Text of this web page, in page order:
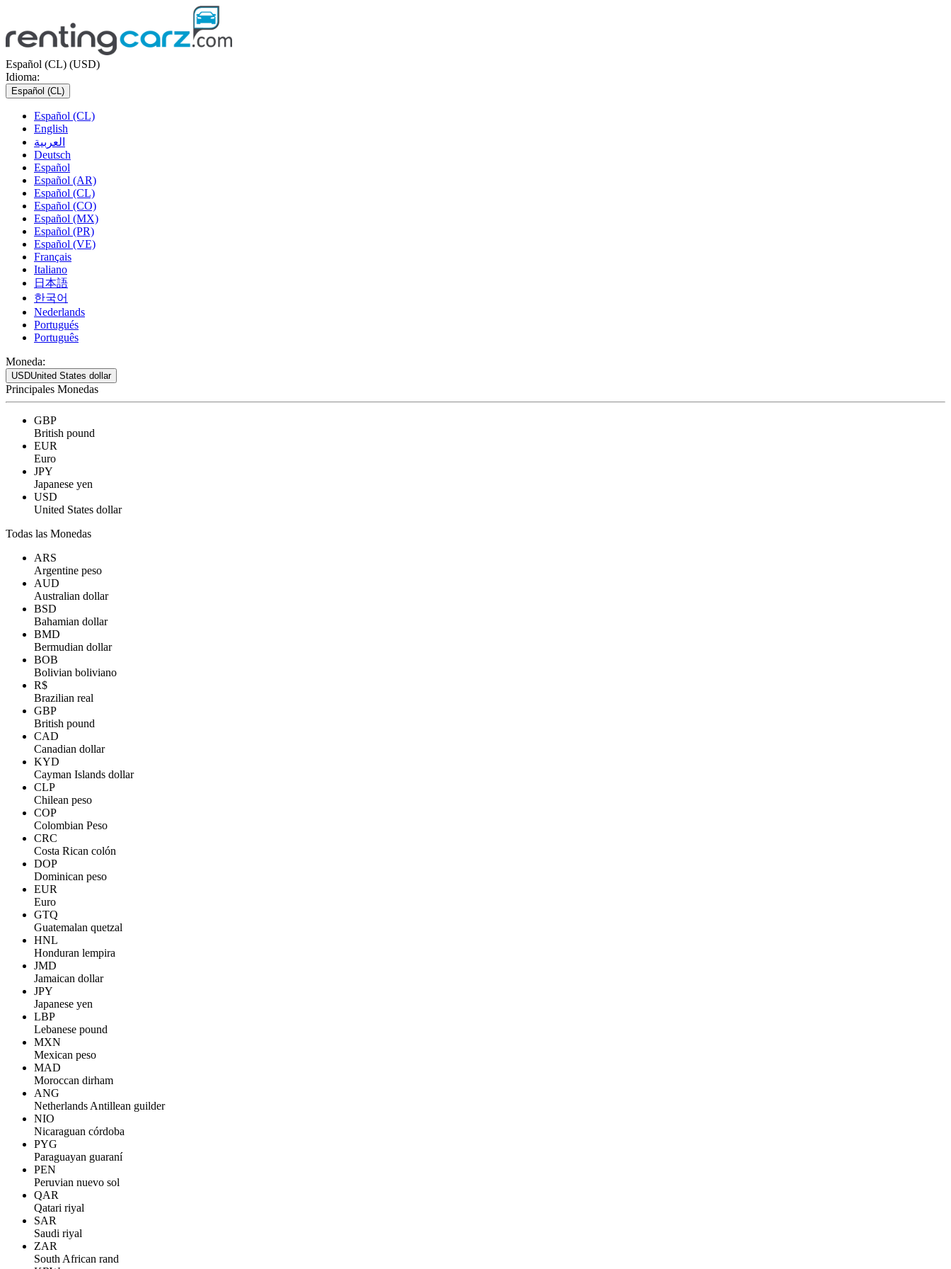
Español (CL) (USD)
Idioma:
Español (CL)
Español (CL)
English
العربية
Deutsch
Español
Español (AR)
Español (CL)
Español (CO)
Español (MX)
Español (PR)
Español (VE)
Français
Italiano
日本語
한국어
Nederlands
Portugués
Português
Moneda:
USDUnited States dollar
Principales Monedas
GBP
British pound
EUR
Euro
JPY
Japanese yen
USD
United States dollar
Todas las Monedas
ARS
Argentine peso
AUD
Australian dollar
BSD
Bahamian dollar
BMD
Bermudian dollar
BOB
Bolivian boliviano
R$
Brazilian real
GBP
British pound
CAD
Canadian dollar
KYD
Cayman Islands dollar
CLP
Chilean peso
COP
Colombian Peso
CRC
Costa Rican colón
DOP
Dominican peso
EUR
Euro
GTQ
Guatemalan quetzal
HNL
Honduran lempira
JMD
Jamaican dollar
JPY
Japanese yen
LBP
Lebanese pound
MXN
Mexican peso
MAD
Moroccan dirham
ANG
Netherlands Antillean guilder
NIO
Nicaraguan córdoba
PYG
Paraguayan guaraní
PEN
Peruvian nuevo sol
QAR
Qatari riyal
SAR
Saudi riyal
ZAR
South African rand